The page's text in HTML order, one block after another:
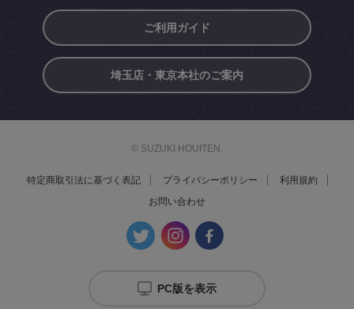
ご利用ガイド
埼玉店・東京本社のご案内
© SUZUKI HOUITEN.
特定商取引法に基づく表記 プライバシーポリシー
利用規約
お問い合わせ
PC版を表示